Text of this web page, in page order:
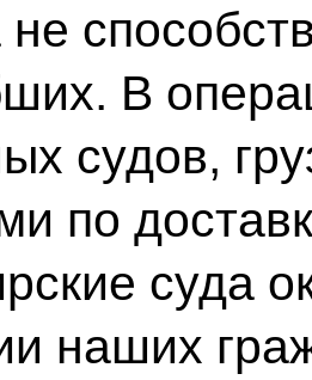
не
В
судов,
по
суда
наших